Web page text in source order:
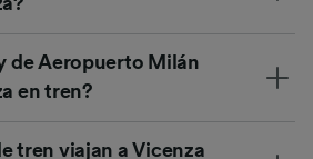
de Aeropuerto Milán
en tren?
tren viajan a Vicenza